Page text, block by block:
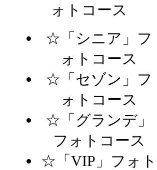
ォトコース
☆「シニア」フ
ォトコース
☆「セゾン」フ
ォトコース
☆「グランデ」
フォトコース
☆「VIP」フォト